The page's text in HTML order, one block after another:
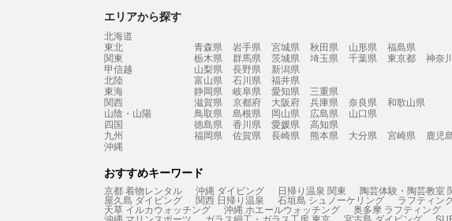
エリアから探す
北海道
東北
青森県 岩手県 宮城県 秋田県 山形県
福島県
関東
栃木県 群馬県 茨城県 埼玉県 千葉県 東京都
神奈
甲信越
山梨県 長野県
新潟県
北陸
富山県 石川県
福井県
東海
静岡県 岐阜県 愛知県
三重県
関西
滋賀県 京都府 大阪府 兵庫県 奈良県
和歌山県
山陰・山陽
鳥取県 島根県 岡山県 広島県
山口県
四国
徳島県 香川県 愛媛県
高知県
九州
福岡県 佐賀県 長崎県 熊本県 大分県 宮崎県
鹿児
沖縄
おすすめキーワード
京都 着物レンタル 沖縄 ダイビング 日帰り温泉 関東 陶芸体験・陶芸教室
屋久島 ダイビング 関西 日帰り温泉 石垣島 シュノーケリング ラフティン
天草 イルカウォッチング 沖縄 ホエールウォッチング 奥多摩 ラフティング
沖縄 マリンスポーツ ガラス細工・ガラス工房 東京 宮古島 ダイビング